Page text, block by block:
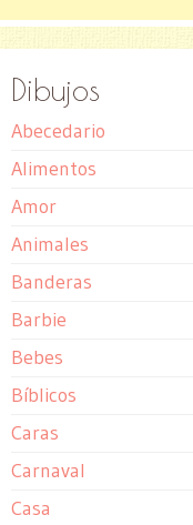
Dibujos
Abecedario
Alimentos
Amor
Animales
Banderas
Barbie
Bebes
Bíblicos
Caras
Carnaval
Casa